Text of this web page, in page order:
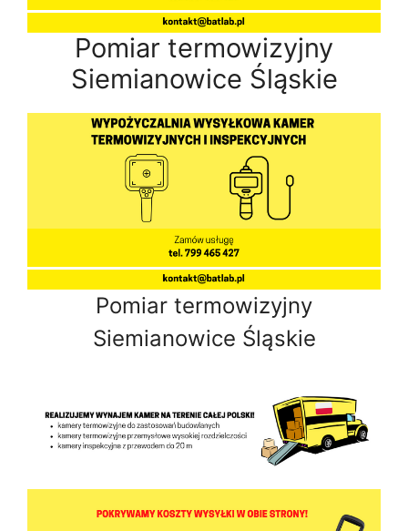
Pomiar termowizyjny
Siemianowice Śląskie
Pomiar termowizyjny
Siemianowice Śląskie